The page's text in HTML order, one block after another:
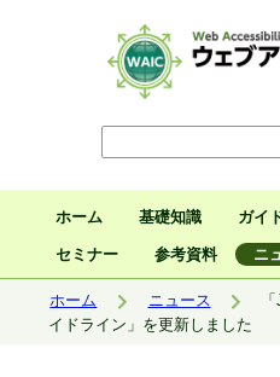
ホーム 基礎知識 ガイ
セミナー 参考資料 ニ
現在位置:ホーム ニュース
イドライン」を更新しました